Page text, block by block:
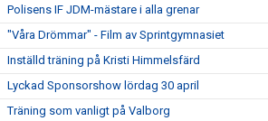
Polisens IF JDM-mästare i alla grenar
"Våra Drömmar" - Film av Sprintgymnasiet
Inställd träning på Kristi Himmelsfärd
Lyckad Sponsorshow lördag 30 april
Träning som vanligt på Valborg